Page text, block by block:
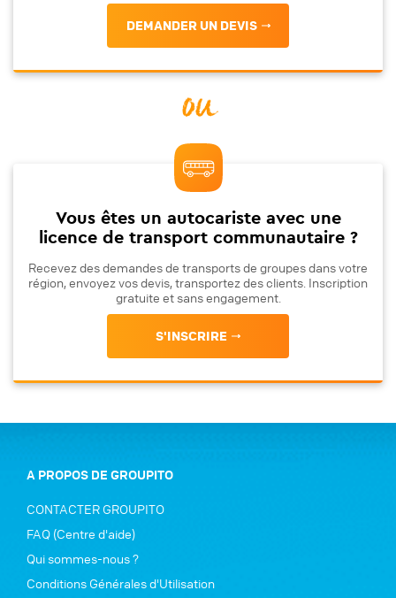
DEMANDER UN DEVIS
ou
Vous êtes un autocariste avec une
licence de transport communautaire ?
Recevez des demandes de transports de groupes dans votre
région, envoyez vos devis, transportez des clients. Inscription
gratuite et sans engagement.
S'INSCRIRE
A PROPOS DE GROUPITO
CONTACTER GROUPITO
FAQ (Centre d'aide)
Qui sommes-nous ?
Conditions Générales d'Utilisation